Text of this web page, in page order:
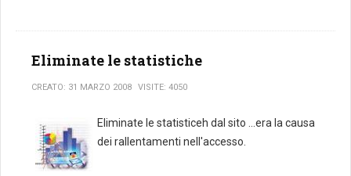
Eliminate le statistiche
CREATO: 31 MARZO 2008 VISITE: 4050
Eliminate le statisticeh dal sito ...era la causa
dei rallentamenti nell'accesso.